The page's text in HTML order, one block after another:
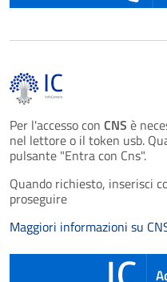
Per l'accesso con CNS è
nel lettore o il token usb.
pulsante "Entra con Cns".
Quando richiesto, inserisci
proseguire
Maggiori informazioni su